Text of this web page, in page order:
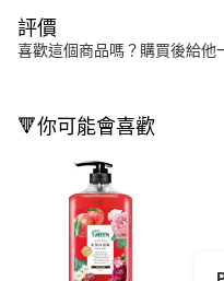
評價
喜歡這個商品嗎？購買後給他
🔻你可能會喜歡